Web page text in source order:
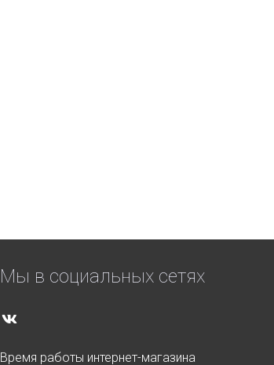
Мы в социальных сетях
Время работы интернет-магазина